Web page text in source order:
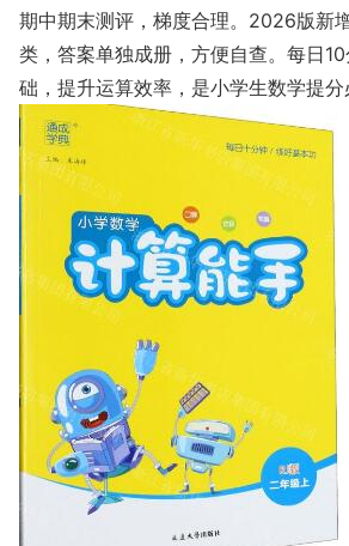
期中期末测评，梯度合理。2026版新
类，答案单独成册，方便自查。每日
础，提升运算效率，是小学生数学提分